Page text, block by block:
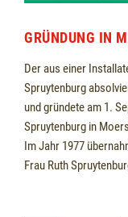
GRÜNDUNG IN
Der aus einer
Spruytenburg
und gründete am 1.
Spruytenburg in
Im Jahr 1977
Frau Ruth